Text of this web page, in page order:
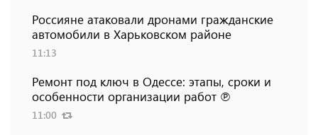
Россияне атаковали дронами гражданские
автомобили в Харьковском районе
11:13
Ремонт под ключ в Одессе: этапы, сроки и
особенности организации работ ℗
11:00